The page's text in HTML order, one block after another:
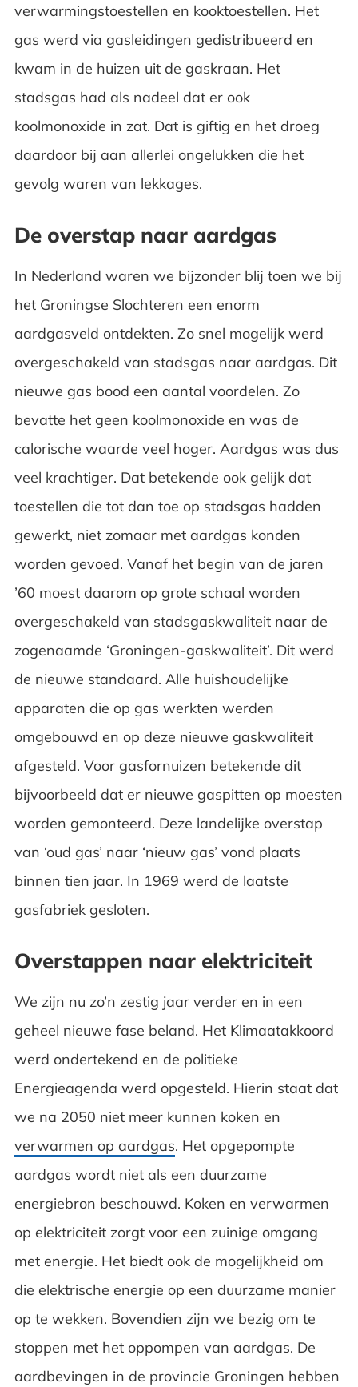
verwarmingstoestellen en kooktoestellen. Het
gas werd via gasleidingen gedistribueerd en
kwam in de huizen uit de gaskraan. Het
stadsgas had als nadeel dat er ook
koolmonoxide in zat. Dat is giftig en het droeg
daardoor bij aan allerlei ongelukken die het
gevolg waren van lekkages.
De overstap naar aardgas
In Nederland waren we bijzonder blij toen we bij
het Groningse Slochteren een enorm
aardgasveld ontdekten. Zo snel mogelijk werd
overgeschakeld van stadsgas naar aardgas. Dit
nieuwe gas bood een aantal voordelen. Zo
bevatte het geen koolmonoxide en was de
calorische waarde veel hoger. Aardgas was dus
veel krachtiger. Dat betekende ook gelijk dat
toestellen die tot dan toe op stadsgas hadden
gewerkt, niet zomaar met aardgas konden
worden gevoed. Vanaf het begin van de jaren
’60 moest daarom op grote schaal worden
overgeschakeld van stadsgaskwaliteit naar de
zogenaamde ‘Groningen-gaskwaliteit’. Dit werd
de nieuwe standaard. Alle huishoudelijke
apparaten die op gas werkten werden
omgebouwd en op deze nieuwe gaskwaliteit
afgesteld. Voor gasfornuizen betekende dit
bijvoorbeeld dat er nieuwe gaspitten op moesten
worden gemonteerd. Deze landelijke overstap
van ‘oud gas’ naar ‘nieuw gas’ vond plaats
binnen tien jaar. In 1969 werd de laatste
gasfabriek gesloten.
Overstappen naar elektriciteit
We zijn nu zo’n zestig jaar verder en in een
geheel nieuwe fase beland. Het Klimaatakkoord
werd ondertekend en de politieke
Energieagenda werd opgesteld. Hierin staat dat
we na 2050 niet meer kunnen koken en
verwarmen op aardgas. Het opgepompte
aardgas wordt niet als een duurzame
energiebron beschouwd. Koken en verwarmen
op elektriciteit zorgt voor een zuinige omgang
met energie. Het biedt ook de mogelijkheid om
die elektrische energie op een duurzame manier
op te wekken. Bovendien zijn we bezig om te
stoppen met het oppompen van aardgas. De
aardbevingen in de provincie Groningen hebben